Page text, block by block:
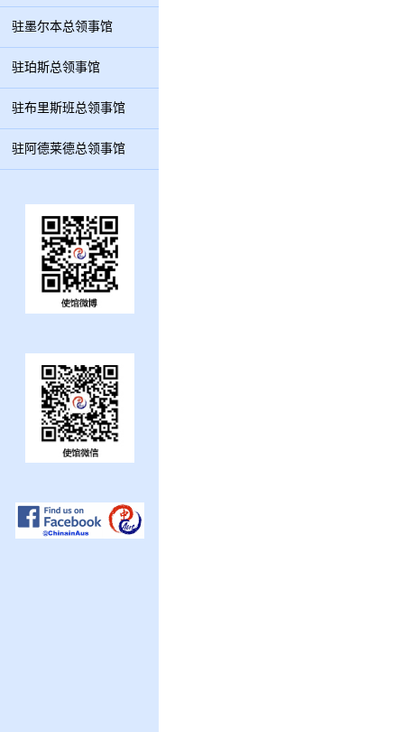
驻墨尔本总领事馆
驻珀斯总领事馆
驻布里斯班总领事馆
驻阿德莱德总领事馆